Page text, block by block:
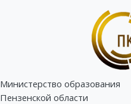
Министерство образования
Пензенской области